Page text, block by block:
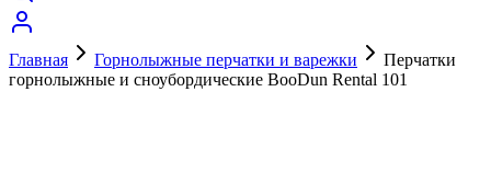
Главная Горнолыжные перчатки и варежки
Перчатки
горнолыжные и сноубордические BooDun Rental 101